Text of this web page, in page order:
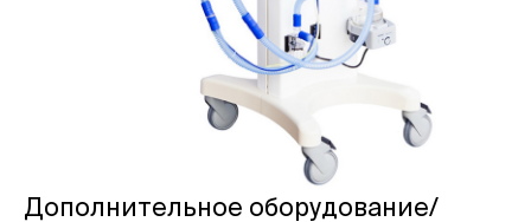
Дополнительное оборудование/